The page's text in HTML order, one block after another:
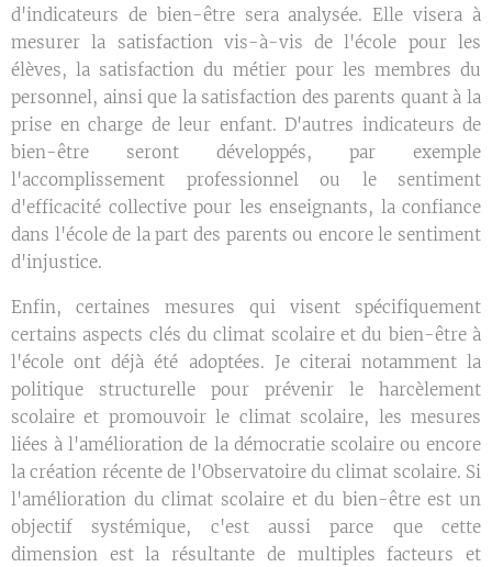
d'indicateurs de bien-être sera analysée. Elle visera à
mesurer la satisfaction vis-à-vis de l'école pour les
élèves, la satisfaction du métier pour les membres du
personnel, ainsi que la satisfaction des parents quant à la
prise en charge de leur enfant. D'autres indicateurs de
bien-être seront développés, par exemple
l'accomplissement professionnel ou le sentiment
d'efficacité collective pour les enseignants, la confiance
dans l'école de la part des parents ou encore le sentiment
d'injustice.
Enfin, certaines mesures qui visent spécifiquement
certains aspects clés du climat scolaire et du bien-être à
l'école ont déjà été adoptées. Je citerai notamment la
politique structurelle pour prévenir le harcèlement
scolaire et promouvoir le climat scolaire, les mesures
liées à l'amélioration de la démocratie scolaire ou encore
la création récente de l'Observatoire du climat scolaire. Si
l'amélioration du climat scolaire et du bien-être est un
objectif systémique, c'est aussi parce que cette
dimension est la résultante de multiples facteurs et